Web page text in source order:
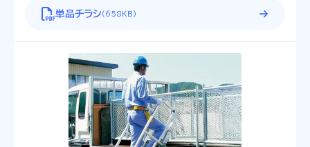
単品チラシ ( 658KB )